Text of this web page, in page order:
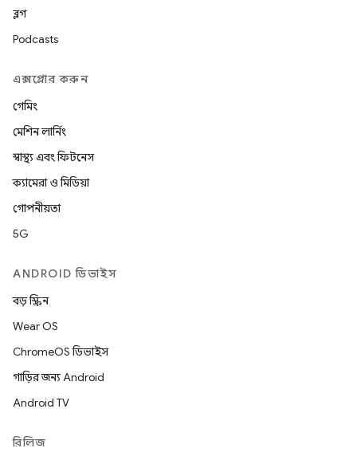
ব্লগ
Podcasts
এক্সপ্লোর করুন
গেমিং
মেশিন লার্নিং
স্বাস্থ্য এবং ফিটনেস
ক্যামেরা ও মিডিয়া
গোপনীয়তা
5G
ANDROID ডিভাইস
বড় স্ক্রিন
Wear OS
ChromeOS ডিভাইস
গাড়ির জন্য Android
Android TV
রিলিজ